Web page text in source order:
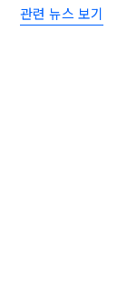
관련 뉴스 보기